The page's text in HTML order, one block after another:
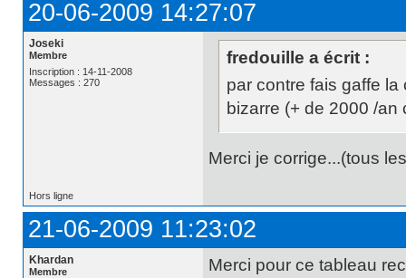
20-06-2009 14:27:07
Joseki
Membre
Inscription : 14-11-2008
Messages : 270
fredouille a écrit :
par contre fais gaffe
bizarre (+ de 2000 /
Merci je corrige...(tous
Hors ligne
21-06-2009 11:23:02
Khardan
Membre
Merci pour ce tableau